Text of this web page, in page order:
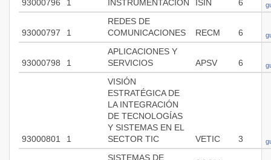
93000796 1
INSTRUMENTACIÓN
ISIN 6
93000797 1
REDES DE
COMUNICACIONES
RECM 6
93000798 1
APLICACIONES Y
SERVICIOS
APSV 6
93000801 1
VISIÓN
ESTRATÉGICA DE
LA INTEGRACIÓN
DE TECNOLOGÍAS
Y SISTEMAS EN EL
SECTOR TIC
VETIC 3
SISTEMAS DE